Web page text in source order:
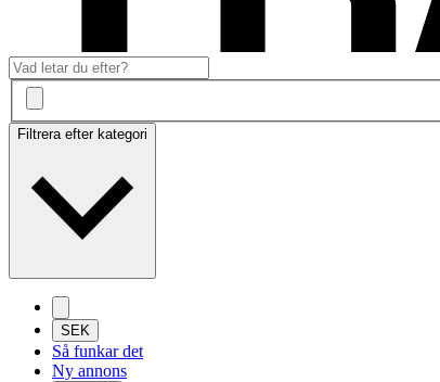
Filtrera efter kategori
SEK
Så funkar det
Ny annons